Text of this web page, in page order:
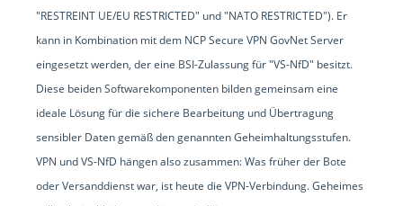
"RESTREINT UE/EU RESTRICTED" und "NATO RESTRICTED"). Er
kann in Kombination mit dem NCP Secure VPN GovNet Server
eingesetzt werden, der eine BSI-Zulassung für "VS-NfD" besitzt.
Diese beiden Softwarekomponenten bilden gemeinsam eine
ideale Lösung für die sichere Bearbeitung und Übertragung
sensibler Daten gemäß den genannten Geheimhaltungsstufen.
VPN und VS-NfD hängen also zusammen: Was früher der Bote
oder Versanddienst war, ist heute die VPN-Verbindung. Geheimes